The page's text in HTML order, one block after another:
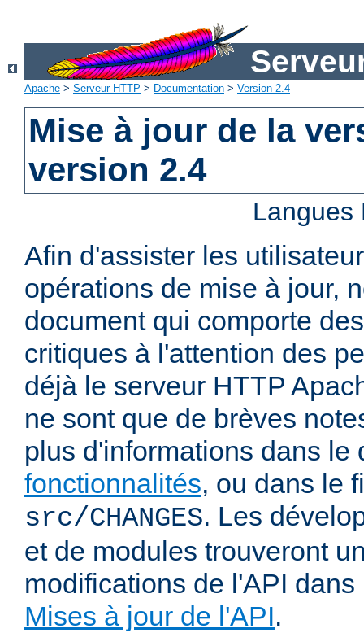
Apache > Serveur HTTP > Documentation > Version 2.4
Mise à jour de la
version 2.4
Afin d'assister les
opérations de mise à jour,
document qui comporte
critiques à l'attention des
déjà le serveur HTTP
ne sont que de brèves
plus d'informations dans
fonctionnalités, ou dans le
src/CHANGES. Les
et de modules trouveront
modifications de l'API
Mises à jour de l'API.